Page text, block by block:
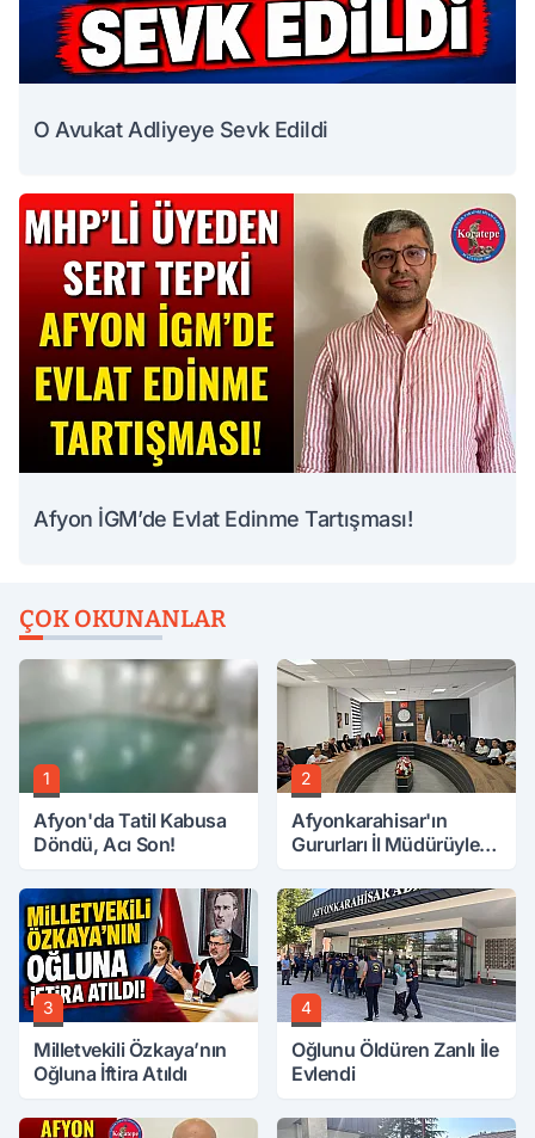
O Avukat Adliyeye Sevk Edildi
Afyon İGM’de Evlat Edinme Tartışması!
ÇOK OKUNANLAR
1
Afyon'da Tatil Kabusa
Döndü, Acı Son!
2
Afyonkarahisar'ın
Gururları İl Müdürüyle
3
Milletvekili Özkaya’nın
Oğluna İftira Atıldı
4
Oğlunu Öldüren Zanlı İle
Evlendi